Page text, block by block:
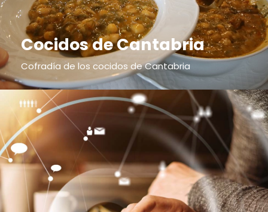
Cocidos de Cantabria
Cofradía de los cocidos de Cantabria